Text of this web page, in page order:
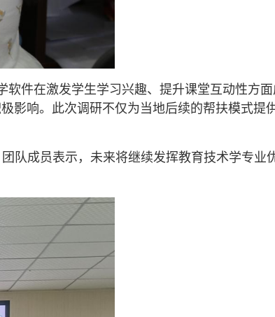
件在激发学生学习兴趣、提升课堂互动性方
影响。此次调研不仅为当地后续的帮扶模式提
队成员表示，未来将继续发挥教育技术学专业